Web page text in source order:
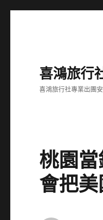
喜鴻旅行
喜鴻旅行社專業出團
桃園
會把